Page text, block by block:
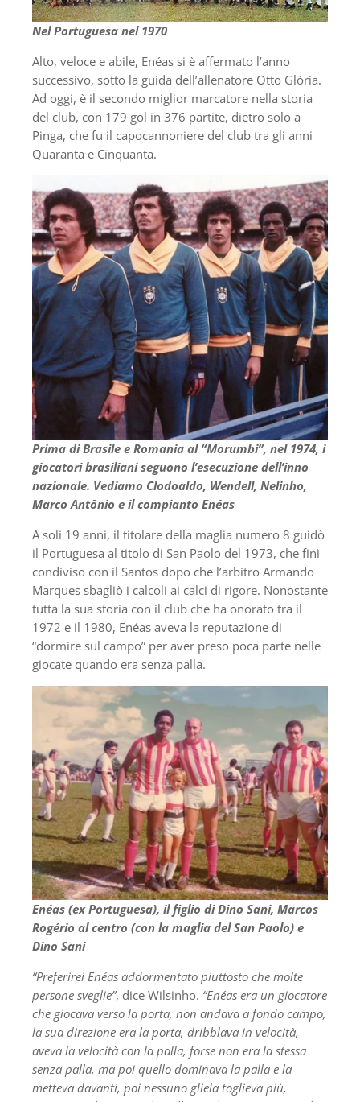
Nel Portuguesa nel 1970
Alto, veloce e abile, Enéas si è affermato l’anno
successivo, sotto la guida dell’allenatore Otto Glória.
Ad oggi, è il secondo miglior marcatore nella storia
del club, con 179 gol in 376 partite, dietro solo a
Pinga, che fu il capocannoniere del club tra gli anni
Quaranta e Cinquanta.
Prima di Brasile e Romania al “Morumbi”, nel 1974, i
giocatori brasiliani seguono l’esecuzione dell’inno
nazionale. Vediamo Clodoaldo, Wendell, Nelinho,
Marco Antônio e il compianto Enéas
A soli 19 anni, il titolare della maglia numero 8 guidò
il Portuguesa al titolo di San Paolo del 1973, che finì
condiviso con il Santos dopo che l’arbitro Armando
Marques sbagliò i calcoli ai calci di rigore. Nonostante
tutta la sua storia con il club che ha onorato tra il
1972 e il 1980, Enéas aveva la reputazione di
“dormire sul campo” per aver preso poca parte nelle
giocate quando era senza palla.
Enéas (ex Portuguesa), il figlio di Dino Sani, Marcos
Rogério al centro (con la maglia del San Paolo) e
Dino Sani
“Preferirei Enéas addormentato piuttosto che molte
persone sveglie”, dice Wilsinho. “Enéas era un giocatore
che giocava verso la porta, non andava a fondo campo,
la sua direzione era la porta, dribblava in velocità,
aveva la velocità con la palla, forse non era la stessa
senza palla, ma poi quello dominava la palla e la
metteva davanti, poi nessuno gliela toglieva più,